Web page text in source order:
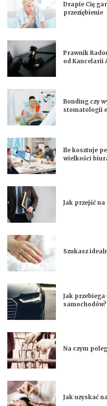
Drapie Cię
przeziębienie
Prawnik
od Kancelarii
Bonding czy
stomatologii
Ile kosztuje
wielkości
Jak przejść na
Szukasz
Jak
samochodów?
Na czym
Jak uzyskać